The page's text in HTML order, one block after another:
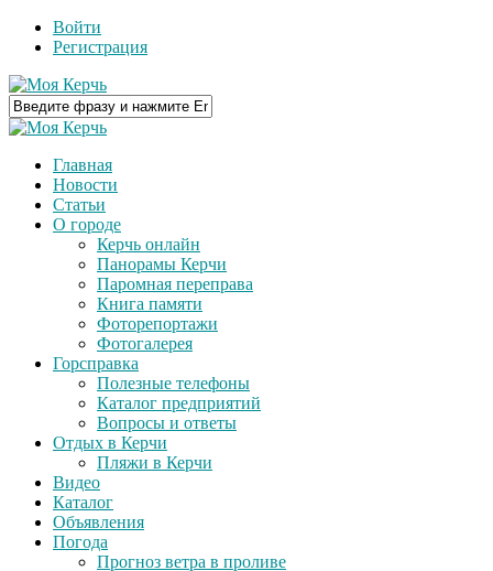
Войти
Регистрация
Главная
Новости
Статьи
О городе
Керчь онлайн
Панорамы Керчи
Паромная переправа
Книга памяти
Фоторепортажи
Фотогалерея
Горсправка
Полезные телефоны
Каталог предприятий
Вопросы и ответы
Отдых в Керчи
Пляжи в Керчи
Видео
Каталог
Объявления
Погода
Прогноз ветра в проливе